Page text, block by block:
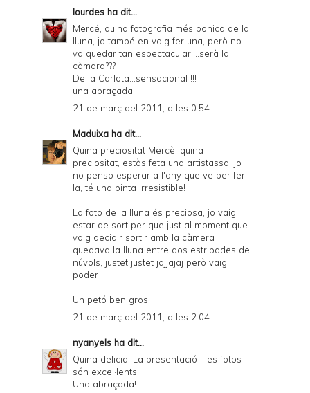
lourdes ha dit...
Mercé, quina fotografia més bonica de la
lluna, jo també en vaig fer una, però no
va quedar tan espectacular....serà la
càmara???
De la Carlota...sensacional !!!
una abraçada
21 de març del 2011, a les 0:54
Maduixa ha dit...
Quina preciositat Mercè! quina
preciositat, estàs feta una artistassa! jo
no penso esperar a l'any que ve per fer-
la, té una pinta irresistible!
La foto de la lluna és preciosa, jo vaig
estar de sort per que just al moment que
vaig decidir sortir amb la càmera
quedava la lluna entre dos estripades de
núvols, justet justet jajjajaj però vaig
poder
Un petó ben gros!
21 de març del 2011, a les 2:04
nyanyels ha dit...
Quina delicia. La presentació i les fotos
són excel·lents.
Una abraçada!